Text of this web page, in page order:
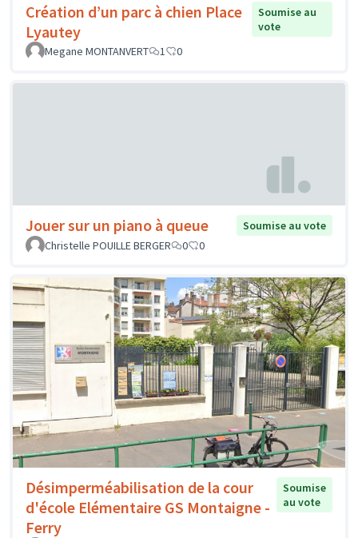
Création d’un parc à chien Place
Lyautey
Soumise au
vote
Megane MONTANVERT
1 0
Jouer sur un piano à queue
Soumise au vote
Christelle POUILLE BERGER
0 0
Désimperméabilisation de la cour
d'école Elémentaire GS Montaigne -
Ferry
Soumise
au vote